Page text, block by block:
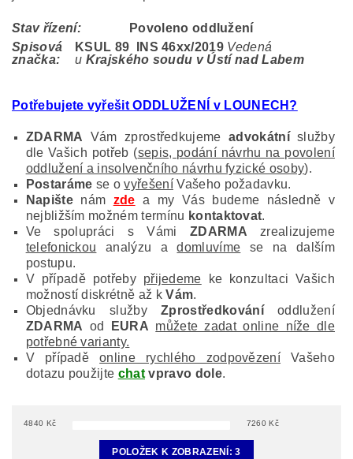
Stav řízení:
Povoleno oddlužení
Spisová
značka:
KSUL 89 INS 46xx/2019 Vedená
u Krajského soudu v Ústí nad Labem
Potřebujete vyřešit ODDLUŽENÍ v LOUNECH?
ZDARMA Vám zprostředkujeme advokátníslužby
dle Vašich potřeb (sepis, podání návrhu na povolení
oddlužení a insolvenčního návrhu fyzické osoby).
Postaráme se ovyřešeníVašeho požadavku.
Napištenám zde a my Vás budeme následně v
nejbližším možném termínu kontaktovat.
Ve spolupráci s Vámi ZDARMA zrealizujeme
telefonickou analýzu adomluvíme se na dalším
postupu.
V případě potřeby přijedeme ke konzultaci Vašich
možností diskrétně až kVám.
Objednávku služby
Zprostředkováníoddlužení
ZDARMA od EURA můžete zadat online níže dle
potřebné varianty.
V případěonline rychlého zodpovězení Vašeho
dotazu použijte chatvpravo dole.
4840 Kč 7260 Kč
POLOŽEK K ZOBRAZENÍ:3